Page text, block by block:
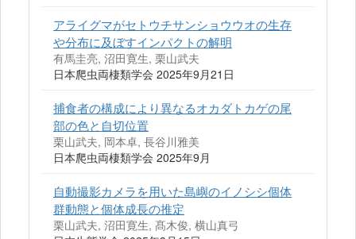
アライグマがセトウチサンショウウオの生存
や分布に及ぼすインパクトの解明
有馬圭亮, 沼田寛生, 栗山武夫
日本爬虫両棲類学会 2025年9月21日
捕食者の構成により異なるオカダトカゲの尾
部の色と自切位置
栗山武夫, 岡本卓, 長谷川雅美
日本爬虫両棲類学会 2025年9月
自動撮影カメラを用いた島嶼のイノシシ個体
群動態と個体成長の推定
栗山武夫, 沼田寛生, 髙木俊, 横山真弓